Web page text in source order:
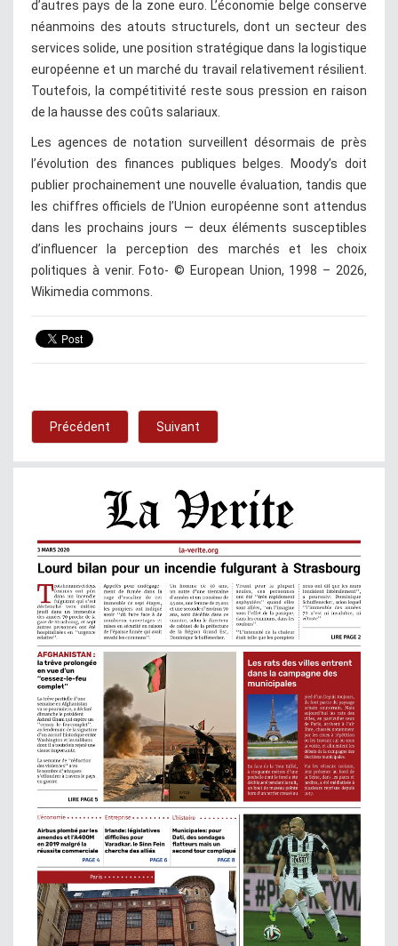
d’autres pays de la zone euro. L’économie belge conserve
néanmoins des atouts structurels, dont un secteur des
services solide, une position stratégique dans la logistique
européenne et un marché du travail relativement résilient.
Toutefois, la compétitivité reste sous pression en raison
de la hausse des coûts salariaux.
Les agences de notation surveillent désormais de près
l’évolution des finances publiques belges. Moody’s doit
publier prochainement une nouvelle évaluation, tandis que
les chiffres officiels de l’Union européenne sont attendus
dans les prochains jours — deux éléments susceptibles
d’influencer la perception des marchés et les choix
politiques à venir. Foto- © European Union, 1998 – 2026,
Wikimedia commons.
Précédent Suivant